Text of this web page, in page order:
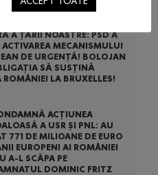
PE CĂRBUNE SUNT O
A ȚĂRII NOASTRE: PSD A
ACTIVAREA MECANISMULUI
DE URGENȚĂ! BOLOJAN
SĂ SUSȚINĂ
ROMÂNIEI LA BRUXELLES!
ACȚIUNEA
A USR ȘI PNL: AU
771 DE MILIOANE DE EURO
EUROPENI AI ROMÂNIEI
A-L SCĂPA PE
DOMINIC FRITZ